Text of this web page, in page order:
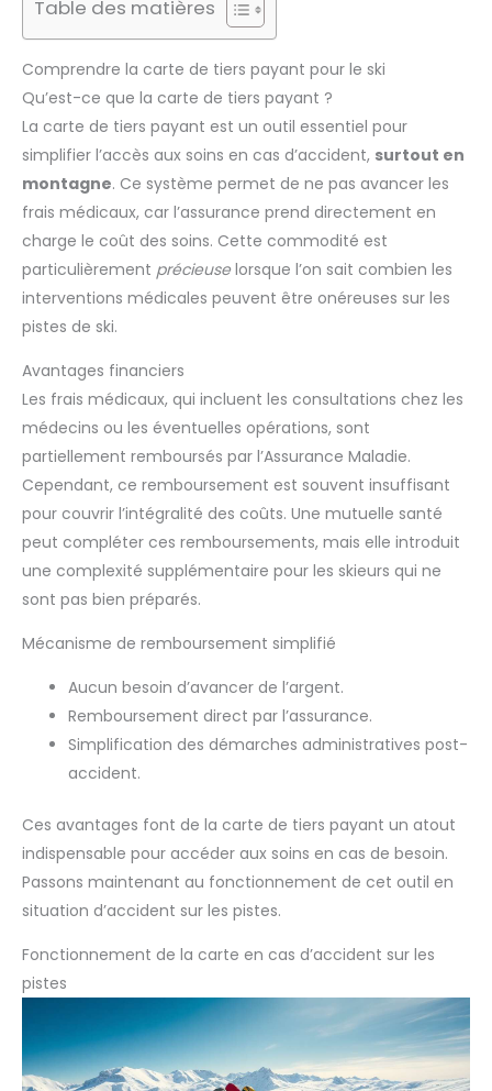
Table des matières
Comprendre la carte de tiers payant pour le ski
Qu’est-ce que la carte de tiers payant ?
La carte de tiers payant est un outil essentiel pour
simplifier l’accès aux soins en cas d’accident, surtout en
montagne. Ce système permet de ne pas avancer les
frais médicaux, car l’assurance prend directement en
charge le coût des soins. Cette commodité est
particulièrement précieuselorsque l’on sait combien les
interventions médicales peuvent être onéreuses sur les
pistes de ski.
Avantages financiers
Les frais médicaux, qui incluent les consultations chez les
médecins ou les éventuelles opérations, sont
partiellement remboursés par l’Assurance Maladie.
Cependant, ce remboursement est souvent insuffisant
pour couvrir l’intégralité des coûts. Une mutuelle santé
peut compléter ces remboursements, mais elle introduit
une complexité supplémentaire pour les skieurs qui ne
sont pas bien préparés.
Mécanisme de remboursement simplifié
Aucun besoin d’avancer de l’argent.
Remboursement direct par l’assurance.
Simplification des démarches administratives post-
accident.
Ces avantages font de la carte de tiers payant un atout
indispensable pour accéder aux soins en cas de besoin.
Passons maintenant au fonctionnement de cet outil en
situation d’accident sur les pistes.
Fonctionnement de la carte en cas d’accident sur les
pistes